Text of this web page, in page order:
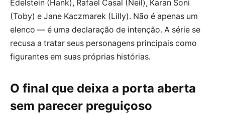
Edelstein (Hank), Rafael Casal (Neil), Karan Soni
(Toby) e Jane Kaczmarek (Lilly). Não é apenas um
elenco — é uma declaração de intenção. A série se
recusa a tratar seus personagens principais como
figurantes em suas próprias histórias.
O final que deixa a porta aberta
sem parecer preguiçoso